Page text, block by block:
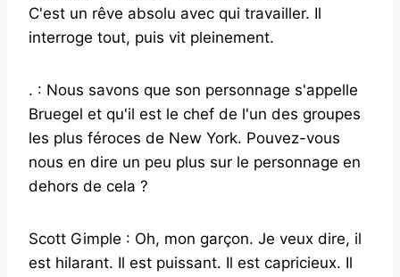
C'est un rêve absolu avec qui travailler. Il
interroge tout, puis vit pleinement.
. : Nous savons que son personnage s'appelle
Bruegel et qu'il est le chef de l'un des groupes
les plus féroces de New York. Pouvez-vous
nous en dire un peu plus sur le personnage en
dehors de cela ?
Scott Gimple : Oh, mon garçon. Je veux dire, il
est hilarant. Il est puissant. Il est capricieux. Il